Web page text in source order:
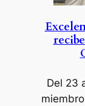
Del 23